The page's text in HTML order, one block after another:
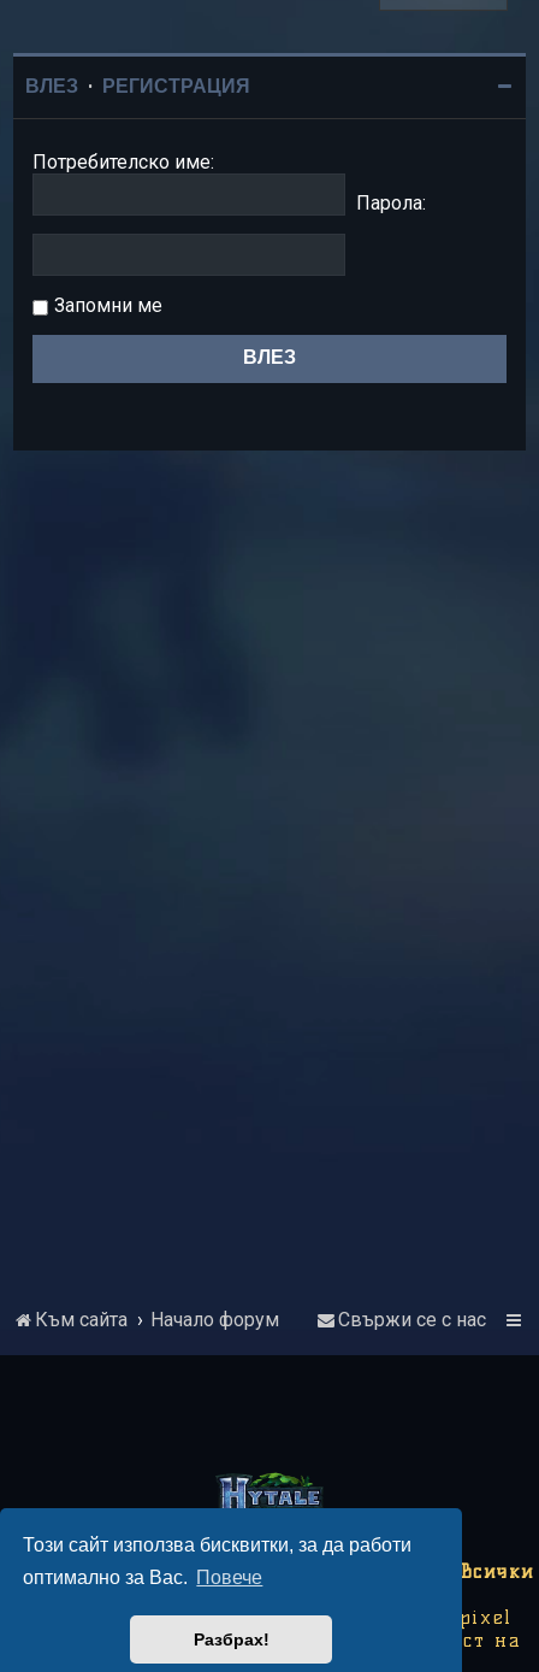
Този сайт използва бисквитки, за да работи
оптимално за Вас. Повече
Разбрах!
ВЛЕЗ • РЕГИСТРАЦИЯ
Потребителско име:
Парола:
Запомни ме
Към сайта Начало форум Свържи се с нас
Copyright © 2018-2026 Hytale България - Всички
права запазени.
Този сайт не е свързан с Hytale или Hypixel
Studios. Някои изображения са собственост на
Hypixel Studios.